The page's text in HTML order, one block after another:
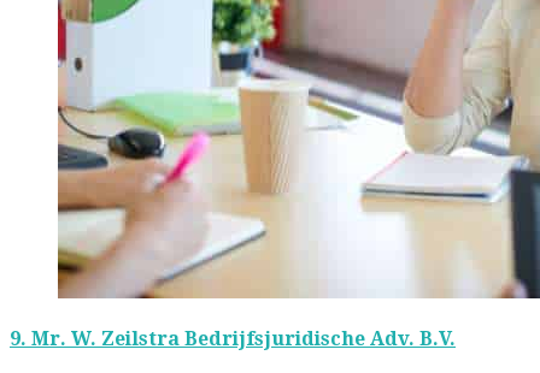
9. Mr. W. Zeilstra Bedrijfsjuridische Adv. B.V.